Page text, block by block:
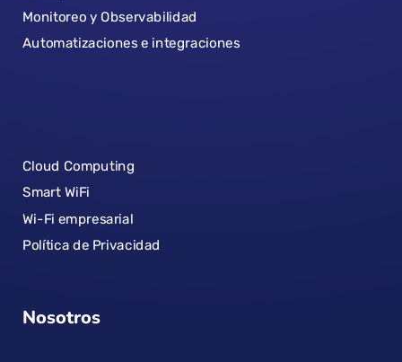
Monitoreo y Observabilidad
Automatizaciones e integraciones
Cloud Computing
Smart WiFi
Wi-Fi empresarial
Política de Privacidad
Nosotros